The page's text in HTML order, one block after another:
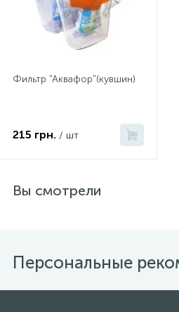
Фильтр "Аквафор"(кувшин)
215 грн. / шт
Вы смотрели
Персональные